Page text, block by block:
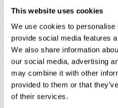
This website uses cookies
We use cookies to personalise
provide social media features
We also share information
our social media, advertising
may combine it with other
provided to them or that
of their services.
16.02.2026